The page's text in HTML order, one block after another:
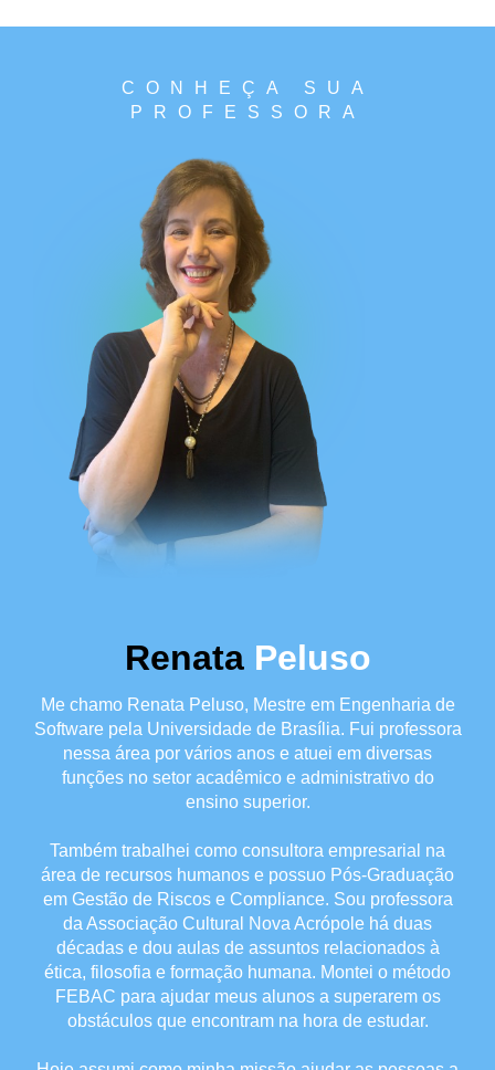
CONHEÇA SUA
PROFESSORA
RenataPeluso
Me chamo Renata Peluso, Mestre em Engenharia de
Software pela Universidade de Brasília. Fui professora
nessa área por vários anos e atuei em diversas
funções no setor acadêmico e administrativo do
ensino superior.
Também trabalhei como consultora empresarial na
área de recursos humanos e possuo Pós-Graduação
em Gestão de Riscos e Compliance. Sou professora
da Associação Cultural Nova Acrópole há duas
décadas e dou aulas de assuntos relacionados à
ética, filosofia e formação humana. Montei o método
FEBAC para ajudar meus alunos a superarem os
obstáculos que encontram na hora de estudar.